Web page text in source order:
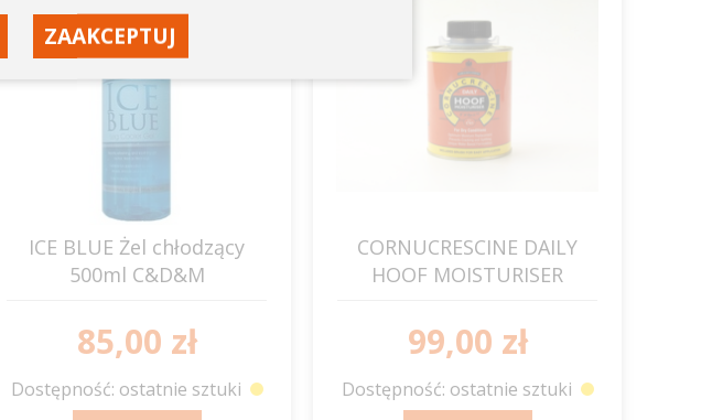
ICE BLUE Żel chłodzący
500ml C&D&M
85,00 zł
Dostępność: ostatnie sztuki
CORNUCRESCINE DAILY
HOOF MOISTURISER
kopyt z pędzelkiem 500ml
C&D&M
99,00 zł
Dostępność: ostatnie sztuki
ZAAKCEPTUJ